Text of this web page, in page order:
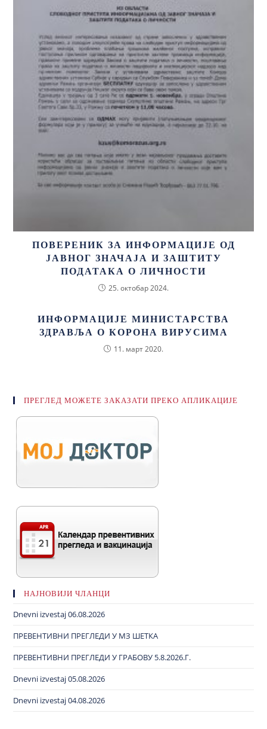
ПОВЕРЕНИК ЗА ИНФОРМАЦИЈЕ ОД
ЈАВНОГ ЗНАЧАЈА И ЗАШТИТУ
ПОДАТАКА О ЛИЧНОСТИ
25. октобар 2024.
ИНФОРМАЦИЈЕ МИНИСТАРСТВА
ЗДРАВЉА О КОРОНА ВИРУСИМА
11. март 2020.
ПРЕГЛЕД МОЖЕТЕ ЗАКАЗАТИ ПРЕКО АПЛИКАЦИЈЕ
НАЈНОВИЈИ ЧЛАНЦИ
Dnevni izvestaj 06.08.2026
ПРЕВЕНТИВНИ ПРЕГЛЕДИ У МЗ ШЕТКА
ПРЕВЕНТИВНИ ПРЕГЛЕДИ У ГРАБОВУ 5.8.2026.Г.
Dnevni izvestaj 05.08.2026
Dnevni izvestaj 04.08.2026